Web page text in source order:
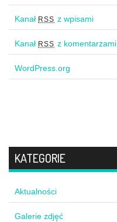
Kanał RSS z wpisami
Kanał RSS z komentarzami
WordPress.org
KATEGORIE
Aktualności
Galerie zdjęć